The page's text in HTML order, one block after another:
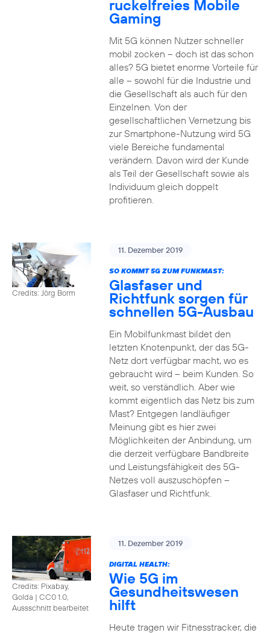
ruckelfreies Mobile
Gaming
Mit 5G können Nutzer schneller
mobil zocken – doch ist das schon
alles? 5G bietet enorme Vorteile für
alle – sowohl für die Industrie und
die Gesellschaft als auch für den
Einzelnen. Von der
gesellschaftlichen Vernetzung bis
zur Smartphone-Nutzung wird 5G
viele Bereiche fundamental
verändern. Davon wird der Kunde
als Teil der Gesellschaft sowie als
Individuum gleich doppelt
profitieren.
Credits: Jörg Borm
11. Dezember 2019
SO KOMMT 5G ZUM FUNKMAST:
Glasfaser und
Richtfunk sorgen für
schnellen 5G-Ausbau
Ein Mobilfunkmast bildet den
letzten Knotenpunkt, der das 5G-
Netz dort verfügbar macht, wo es
gebraucht wird – beim Kunden. So
weit, so verständlich. Aber wie
kommt eigentlich das Netz bis zum
Mast? Entgegen landläufiger
Meinung gibt es hier zwei
Möglichkeiten der Anbindung, um
die derzeit verfügbare Bandbreite
und Leistungsfähigkeit des 5G-
Netzes voll auszuschöpfen –
Glasfaser und Richtfunk.
Credits: Pixabay,
Golda | CC0 1.0,
Aussschnitt bearbeitet
11. Dezember 2019
DIGITAL HEALTH:
Wie 5G im
Gesundheitswesen
hilft
Heute tragen wir Fitnesstracker, die